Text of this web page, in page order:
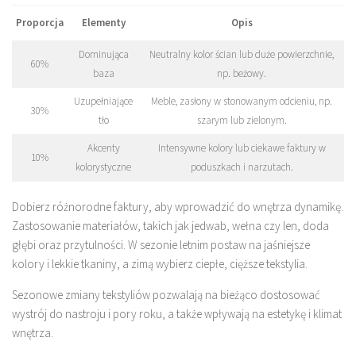
Proporcja Elementy Opis
60%
Dominująca
baza
Neutralny kolor ścian lub duże powierzchnie,
np. beżowy.
30%
Uzupełniające
tło
Meble, zasłony w stonowanym odcieniu, np.
szarym lub zielonym.
10%
Akcenty
kolorystyczne
Intensywne kolory lub ciekawe faktury w
poduszkach i narzutach.
Dobierz różnorodne faktury, aby wprowadzić do wnętrza dynamikę.
Zastosowanie materiałów, takich jak jedwab, wełna czy len, doda
głębi oraz przytulności. W sezonie letnim postaw na jaśniejsze
kolory i lekkie tkaniny, a zimą wybierz ciepłe, cięższe tekstylia.
Sezonowe zmiany tekstyliów pozwalają na bieżąco dostosować
wystrój do nastroju i pory roku, a także wpływają na estetykę i klimat
wnętrza.